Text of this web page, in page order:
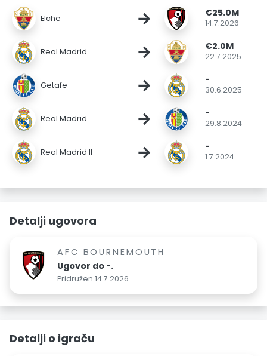
Elche → €25.0M
14.7.2026
Real Madrid → €2.0M
22.7.2025
Getafe → -
30.6.2025
Real Madrid → -
29.8.2024
Real Madrid II → -
1.7.2024
Detalji ugovora
AFC BOURNEMOUTH
Ugovor do -.
Pridružen 14.7.2026.
Detalji o igraču